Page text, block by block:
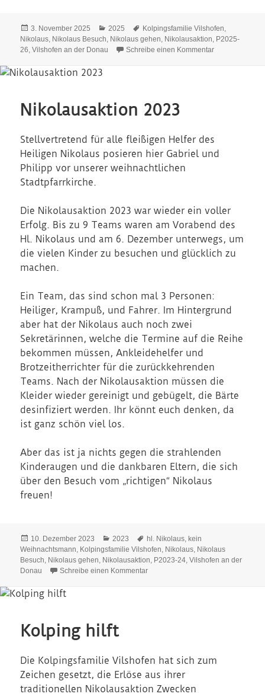
Veröffentlicht
am
3. November 2025 Kategorien
2025 Schlagwörter
Kolpingsfamilie Vilshofen,
Nikolaus, Nikolaus Besuch, Nikolaus gehen, Nikolausaktion, P2025-
26,Vilshofen an der Donau Schreibe einen Kommentarzu
Nikolausaktion 2023
Stellvertretend für alle fleißigen Helfer des
Heiligen Nikolaus posieren hier Gabriel und
Philipp vor unserer weihnachtlichen
Stadtpfarrkirche.
Die Nikolausaktion 2023 war wieder ein voller
Erfolg. Bis zu 9 Teams waren am Vorabend des
Hl. Nikolaus und am 6. Dezember unterwegs, um
die vielen Kinder zu besuchen und glücklich zu
machen.
Ein Team, das sind schon mal 3 Personen:
Heiliger, Krampuß, und Fahrer. Im Hintergrund
aber hat der Nikolaus auch noch zwei
Sekretärinnen, welche die Termine auf die Reihe
bekommen müssen, Ankleidehelfer und
Brotzeitherrichter für die zurückkehrenden
Teams. Nach der Nikolausaktion müssen die
Kleider wieder gereinigt und gebügelt, die Bärte
desinfiziert werden. Ihr könnt euch denken, da
ist ganz schön viel los.
Aber das ist ja nichts gegen die strahlenden
Kinderaugen und die dankbaren Eltern, die sich
über den Besuch vom „richtigen“ Nikolaus
freuen!
Veröffentlicht
am
10. Dezember 2023 Kategorien
2023 Schlagwörter
hl. Nikolaus, kein
Weihnachtsmann, Kolpingsfamilie Vilshofen, Nikolaus, Nikolaus
Besuch, Nikolaus gehen, Nikolausaktion, P2023-24,Vilshofen an der
Donau
Schreibe einen Kommentarzu Nikolausaktion 2023
Kolping hilft
Die Kolpingsfamilie Vilshofen hat sich zum
Zeichen gesetzt, die Erlöse aus ihrer
traditionellen Nikolausaktion Zwecken